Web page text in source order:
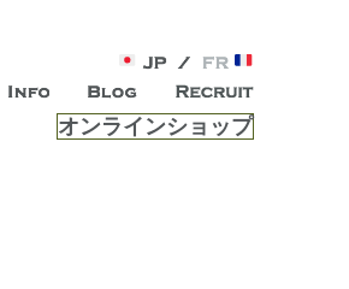
輝く美をトー
らしい美しさ」を追求し、未来の
ンです。
オンラインショップ